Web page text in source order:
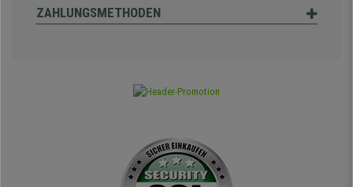
ZAHLUNGSMETHODEN